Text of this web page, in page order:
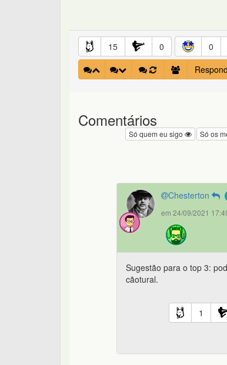
15 0 0
Comentários
Só os
Só quem eu sigo
Chesterton
em 24/09/2021
Sugestão para o top 3:
cãotural.
1